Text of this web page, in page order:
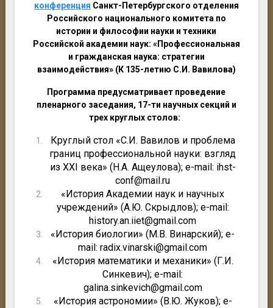
конференция Санкт-Петербургского отделения
Российского национального комитета по
истории и философии науки и техники
Российской академии наук: «Профессиональная
и гражданская наука: стратегии
взаимодействия» (К 135-летию С.И. Вавилова)
Программа предусматривает проведение
пленарного заседания, 17-ти научных секций и
трех круглых столов:
Круглый стол «С.И. Вавилов и проблема
границ профессиональной науки: взгляд
из XXI века» (Н.А. Ащеулова); e-mail: ihst-
conf@mail.ru
«История Академии наук и научных
учреждений» (А.Ю. Скрыдлов); e-mail:
history.an.iiet@gmail.com
«История биологии» (М.В. Винарский); e-
mail: radix.vinarski@gmail.com
«История математики и механики» (Г.И.
Синкевич); e-mail:
galina.sinkevich@gmail.com
«История астрономии» (В.Ю. Жуков); e-